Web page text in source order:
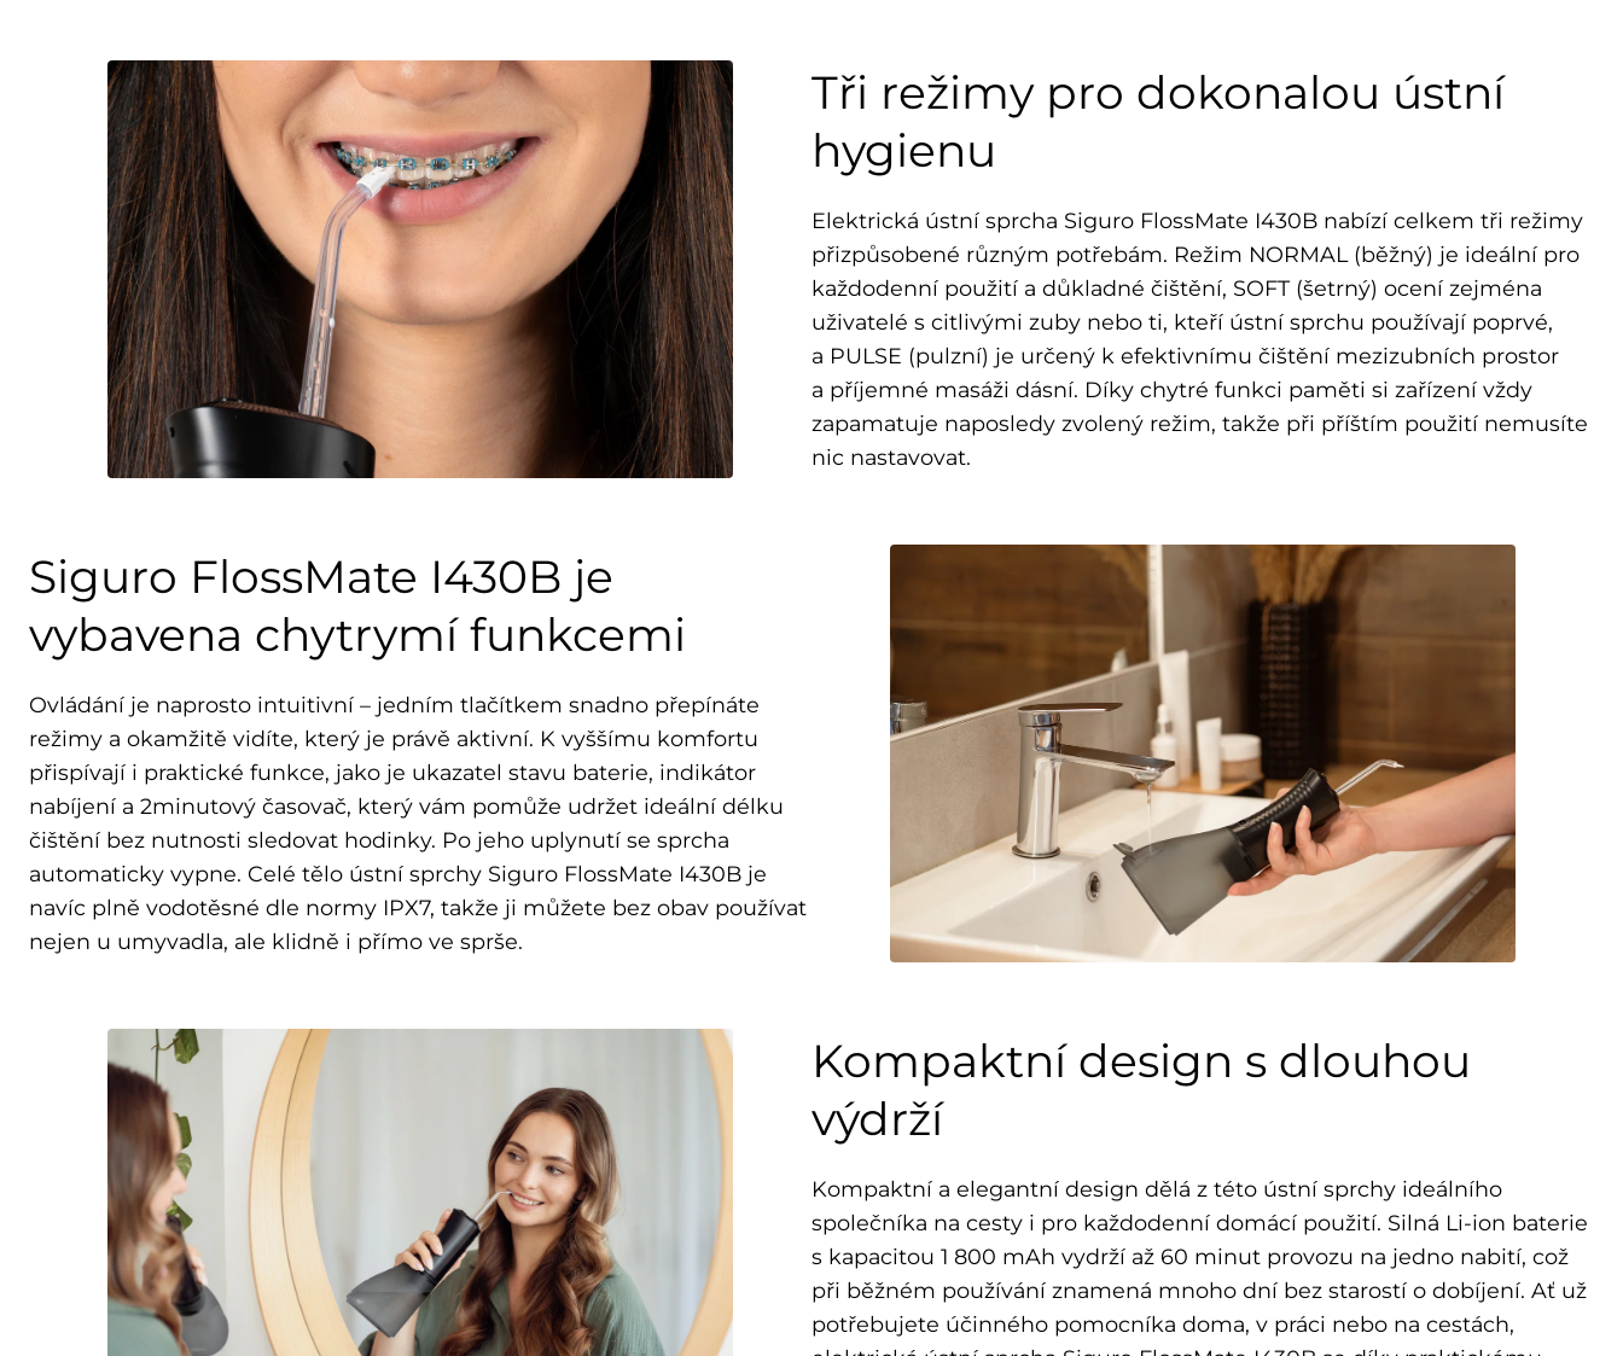
Tři režimy pro dokonalou ústní
hygienu
Elektrická ústní sprcha Siguro FlossMate I430B nabízí celkem tři režimy
přizpůsobené různým potřebám. Režim NORMAL (běžný) je ideální pro
každodenní použití a důkladné čištění, SOFT (šetrný) ocení zejména
uživatelé s citlivými zuby nebo ti, kteří ústní sprchu používají poprvé,
a PULSE (pulzní) je určený k efektivnímu čištění mezizubních prostor
a příjemné masáži dásní. Díky chytré funkci paměti si zařízení vždy
zapamatuje naposledy zvolený režim, takže při příštím použití nemusíte
nic nastavovat.
Siguro FlossMate I430B je
vybavena chytrymí funkcemi
Ovládání je naprosto intuitivní – jedním tlačítkem snadno přepínáte
režimy a okamžitě vidíte, který je právě aktivní. K vyššímu komfortu
přispívají i praktické funkce, jako je ukazatel stavu baterie, indikátor
nabíjení a 2minutový časovač, který vám pomůže udržet ideální délku
čištění bez nutnosti sledovat hodinky. Po jeho uplynutí se sprcha
automaticky vypne. Celé tělo ústní sprchy Siguro FlossMate I430B je
navíc plně vodotěsné dle normy IPX7, takže ji můžete bez obav používat
nejen u umyvadla, ale klidně i přímo ve sprše.
Kompaktní design s dlouhou
výdrží
Kompaktní a elegantní design dělá z této ústní sprchy ideálního
společníka na cesty i pro každodenní domácí použití. Silná Li-ion baterie
s kapacitou 1 800 mAh vydrží až 60 minut provozu na jedno nabití, což
při běžném používání znamená mnoho dní bez starostí o dobíjení. Ať už
potřebujete účinného pomocníka doma, v práci nebo na cestách,